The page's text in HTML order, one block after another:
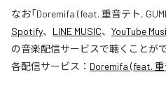
なお「Doremifa (feat. 重音テト,
Spotify、 LINE MUSIC、 YouTube
の音楽配信サービスで聴くことがで
各配信サービス： Doremifa (feat.